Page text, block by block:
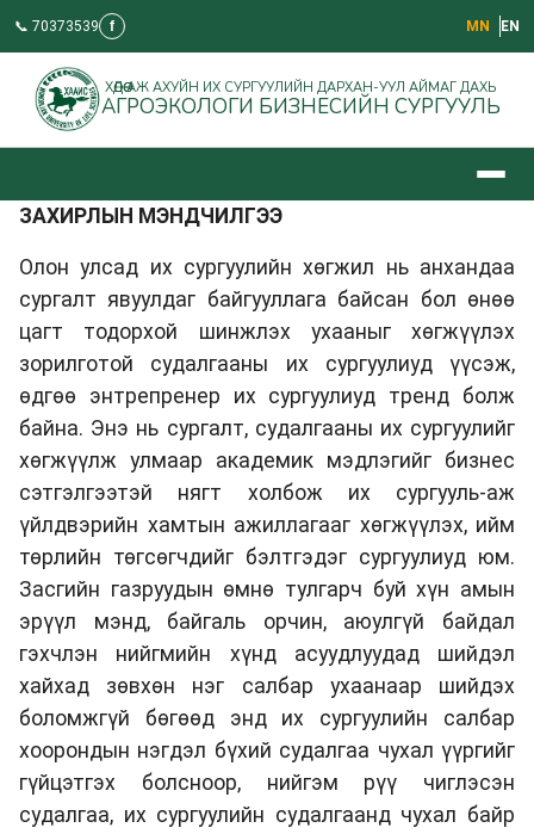
📞 70373539 f МN EN
ХӨДӨӨ АЖ АХУЙН ИХ СУРГУУЛИЙН ДАРХАН-УУЛ АЙМАГ ДАХЬ
АГРОЭКОЛОГИ БИЗНЕСИЙН СУРГУУЛЬ
ЗАХИРЛЫН МЭНДЧИЛГЭЭ
Олон улсад их сургуулийн хөгжил нь анхандаа
сургалт явуулдаг байгууллага байсан бол өнөө
цагт тодорхой шинжлэх ухааныг хөгжүүлэх
зорилготой судалгааны их сургуулиуд үүсэж,
өдгөө энтрепренер их сургуулиуд тренд болж
байна. Энэ нь сургалт, судалгааны их сургуулийг
хөгжүүлж улмаар академик мэдлэгийг бизнес
сэтгэлгээтэй нягт холбож их сургууль-аж
үйлдвэрийн хамтын ажиллагааг хөгжүүлэх, ийм
төрлийн төгсөгчдийг бэлтгэдэг сургуулиуд юм.
Засгийн газруудын өмнө тулгарч буй хүн амын
эрүүл мэнд, байгаль орчин, аюулгүй байдал
гэхчлэн нийгмийн хүнд асуудлуудад шийдэл
хайхад зөвхөн нэг салбар ухаанаар шийдэх
боломжгүй бөгөөд энд их сургуулийн салбар
хоорондын нэгдэл бүхий судалгаа чухал үүргийг
гүйцэтгэх болсноор, нийгэм рүү чиглэсэн
судалгаа, их сургуулийн судалгаанд чухал байр